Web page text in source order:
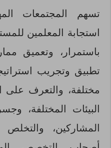
تسهم المجتمعات
استجابة المعلمين
باستمرار، وتعميق
تطبيق وتجريب
مختلفة، والتعرف على
البيئات المختلفة،
المشاركين،